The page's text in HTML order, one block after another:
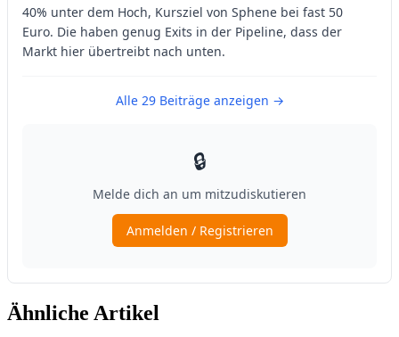
Ähnliche Artikel